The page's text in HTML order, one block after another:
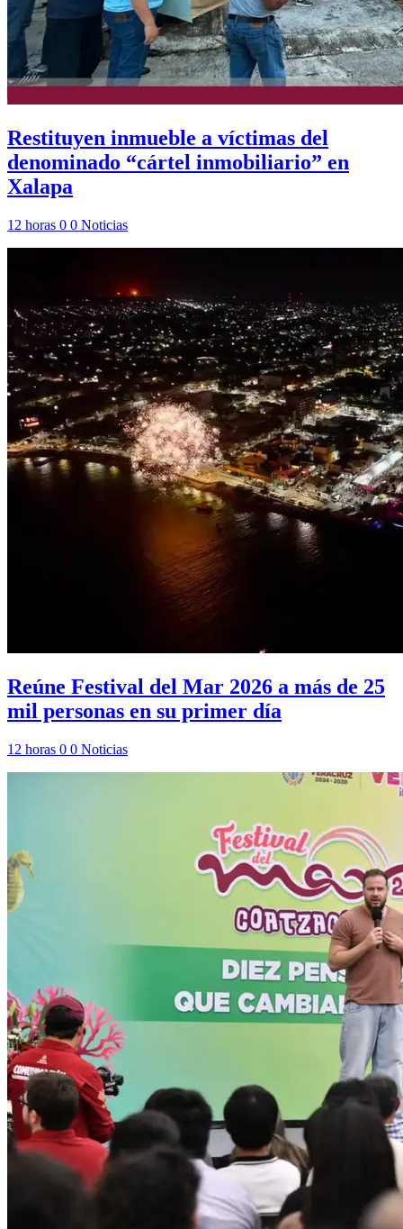
Restituyen inmueble a víctimas del
denominado “cártel inmobiliario” en
Xalapa
12 horas 0 0 Noticias
Reúne Festival del Mar 2026 a más de 25
mil personas en su primer día
12 horas 0 0 Noticias